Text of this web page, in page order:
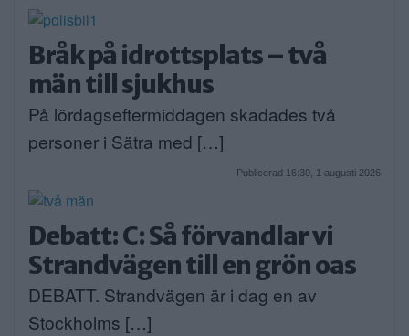
Bråk på idrottsplats – två
män till sjukhus
På lördagseftermiddagen skadades två
personer i Sätra med […]
Publicerad 16:30, 1 augusti 2026
Debatt: C: Så förvandlar vi
Strandvägen till en grön oas
DEBATT. Strandvägen är i dag en av
Stockholms […]